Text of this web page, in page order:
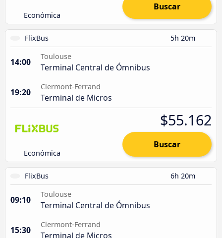
Económica
Buscar
FlixBus 5h 20m
14:00
Toulouse
Terminal Central de Ómnibus
19:20
Clermont-Ferrand
Terminal de Micros
Económica
$55.162
Buscar
FlixBus 6h 20m
09:10
Toulouse
Terminal Central de Ómnibus
15:30
Clermont-Ferrand
Terminal de Micros